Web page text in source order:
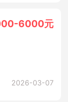
6000元
2026-03-07